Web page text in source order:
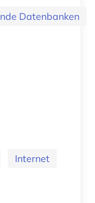
Datenbanken
Internet